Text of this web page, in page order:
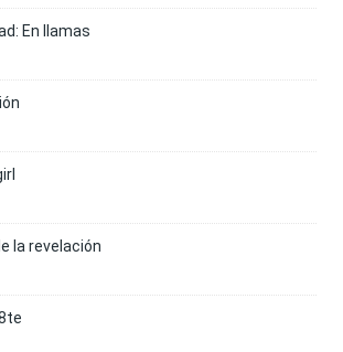
En llamas
la revelación